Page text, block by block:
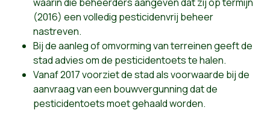
(2016) een volledig pesticidenvrij beheer
nastreven.
Bij de aanleg of omvorming van terreinen geeft de
stad advies om de pesticidentoets te halen.
Vanaf 2017 voorziet de stad als voorwaarde bij de
aanvraag van een bouwvergunning dat de
pesticidentoets moet gehaald worden.